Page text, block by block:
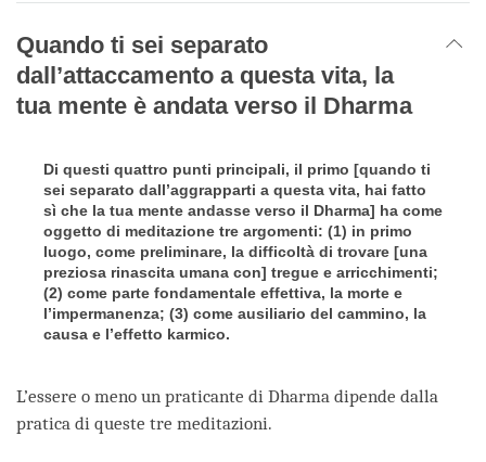
Quando ti sei separato
dall’attaccamento a questa vita, la
tua mente è andata verso il Dharma
Di questi quattro punti principali, il primo [quando ti
sei separato dall’aggrapparti a questa vita, hai fatto
sì che la tua mente andasse verso il Dharma] ha come
oggetto di meditazione tre argomenti: (1) in primo
luogo, come preliminare, la difficoltà di trovare [una
preziosa rinascita umana con] tregue e arricchimenti;
(2) come parte fondamentale effettiva, la morte e
l’impermanenza; (3) come ausiliario del cammino, la
causa e l’effetto karmico.
L’essere o meno un praticante di Dharma dipende dalla
pratica di queste tre meditazioni.